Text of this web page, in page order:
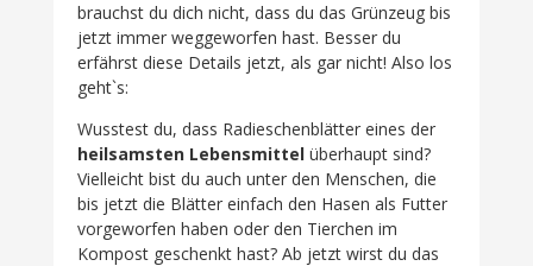
brauchst du dich nicht, dass du das Grünzeug bis
jetzt immer weggeworfen hast. Besser du
erfährst diese Details jetzt, als gar nicht! Also los
geht`s:
Wusstest du, dass Radieschenblätter eines der
heilsamsten Lebensmittelüberhaupt sind?
Vielleicht bist du auch unter den Menschen, die
bis jetzt die Blätter einfach den Hasen als Futter
vorgeworfen haben oder den Tierchen im
Kompost geschenkt hast? Ab jetzt wirst du das